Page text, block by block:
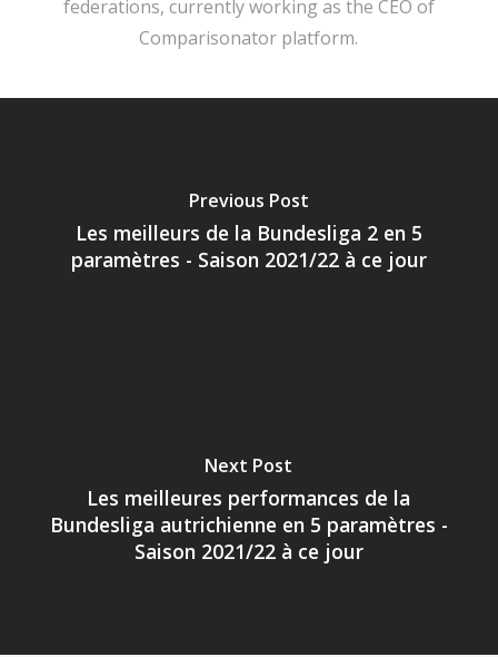
federations, currently working as the CEO of
Comparisonator platform.
Previous Post
Les meilleurs de la Bundesliga 2 en 5
paramètres - Saison 2021/22 à ce jour
Next Post
Les meilleures performances de la
Bundesliga autrichienne en 5 paramètres -
Saison 2021/22 à ce jour